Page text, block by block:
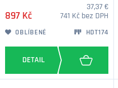
897 Kč
37,37 €
741 Kč bez DPH
OBLÍBENÉ HDT174